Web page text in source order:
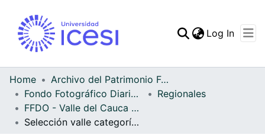
Statistics
Log In
Home
Archivo del Patrimonio Fotográfico y Fílmico del Valle del Cauca
Fondo Fotográfico Diario Occidente
Regionales
FFDO - Valle del Cauca - Patrimonial
Selección valle categoría sub-23 masculina de fútbol